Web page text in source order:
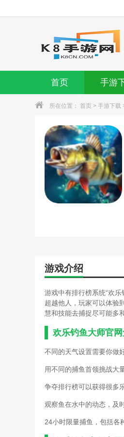
首页 手游
所在位置： 首页 > 手游下载
游戏介绍
游戏中有排行榜系统“欢
超越他人，玩家可以体验
慧和技能去捕捉尽可能多
欢乐钓鱼大师官
不同的天气设置需要你做
用不同的捕鱼首领挑战大
争夺排行榜可以获得很多
观察鱼在水中的动态，及
24小时限量捕鱼，包括各